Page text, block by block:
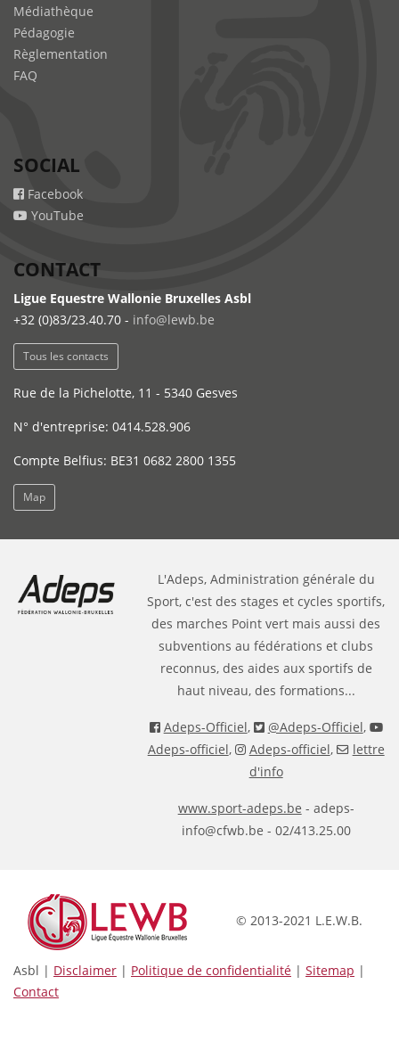
Médiathèque
Pédagogie
Règlementation
FAQ
SOCIAL
Facebook
YouTube
CONTACT
Ligue Equestre Wallonie Bruxelles Asbl
+32 (0)83/23.40.70 - info@lewb.be
Tous les contacts
Rue de la Pichelotte, 11 - 5340 Gesves
N° d'entreprise: 0414.528.906
Compte Belfius: BE31 0682 2800 1355
Map
L'Adeps, Administration générale du
Sport, c'est des stages et cycles sportifs,
des marches Point vert mais aussi des
subventions au fédérations et clubs
reconnus, des aides aux sportifs de
haut niveau, des formations...
Adeps-Officiel, @Adeps-Officiel,
Adeps-officiel, Adeps-officiel,
lettre
d'info
www.sport-adeps.be - adeps-
info@cfwb.be - 02/413.25.00
© 2013-2021 L.E.W.B.
Asbl | Disclaimer | Politique de confidentialité | Sitemap |
Contact